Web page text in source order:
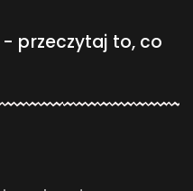
przeczytaj to, co